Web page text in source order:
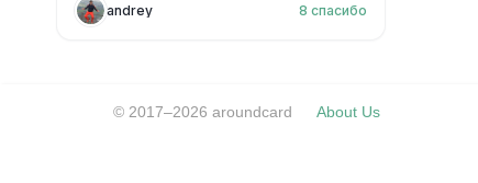
andrey 8 спасибо
© 2017–2026 aroundcard About Us